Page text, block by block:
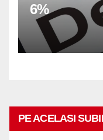
6%
PE ACELASI